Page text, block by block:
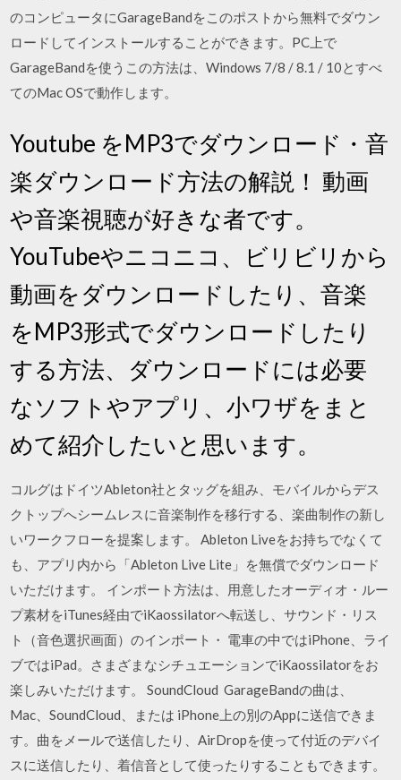
のコンピュータにGarageBandをこのポストから無料でダウン
ロードしてインストールすることができます。PC上で
GarageBandを使うこの方法は、Windows 7/8 / 8.1 / 10とすべ
てのMac OSで動作します。
Youtube をMP3でダウンロード・音
楽ダウンロード方法の解説！ 動画
や音楽視聴が好きな者です。
YouTubeやニコニコ、ビリビリから
動画をダウンロードしたり、音楽
をMP3形式でダウンロードしたり
する方法、ダウンロードには必要
なソフトやアプリ、小ワザをまと
めて紹介したいと思います。
コルグはドイツAbleton社とタッグを組み、モバイルからデス
クトップへシームレスに音楽制作を移行する、楽曲制作の新し
いワークフローを提案します。 Ableton Liveをお持ちでなくて
も、アプリ内から「Ableton Live Lite」を無償でダウンロード
いただけます。 インポート方法は、用意したオーディオ・ルー
プ素材をiTunes経由でiKaossilatorへ転送し、サウンド・リス
ト（音色選択画面）のインポート・ 電車の中ではiPhone、ライ
ブではiPad。さまざまなシチュエーションでiKaossilatorをお
楽しみいただけます。 SoundCloud GarageBandの曲は、
Mac、SoundCloud、または iPhone上の別のAppに送信できま
す。曲をメールで送信したり、AirDropを使って付近のデバイ
スに送信したり、着信音として使ったりすることもできます。